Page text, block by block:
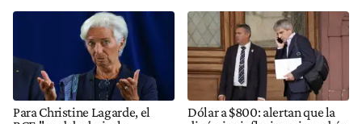
Para Christine Lagarde, el
Dólar a $800: alertan que la